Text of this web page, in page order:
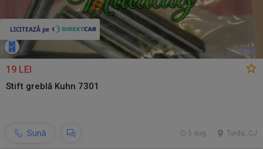
19 LEI
Stift greblă Kuhn 7301
Sună Turda, CJ
5 aug.